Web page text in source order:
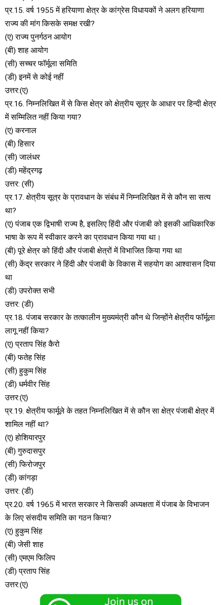
प्र.15. वर्ष 1955 में हरियाणा क्षेत्र के कांग्रेस विधायकों ने अलग हरियाणा
राज्य की मांग किसके समक्ष रखी?
(ए) राज्य पुनर्गठन आयोग
(बी) शाह आयोग
(सी) सच्चर फॉर्मूला समिति
(डी) इनमें से कोई नहीं
उत्तर:(ए)
प्र.16. निम्नलिखित में से किस क्षेत्र को क्षेत्रीय सूत्र के आधार पर हिन्दी क्षेत्र
में सम्मिलित नहीं किया गया?
(ए) करनाल
(बी) हिसार
(सी) जालंधर
(डी) महेंद्रगढ़
उत्तर: (सी)
प्र.17. क्षेत्रीय सूत्र के प्रावधान के संबंध में निम्नलिखित में से कौन सा सत्य
था?
(ए) पंजाब एक द्विभाषी राज्य है, इसलिए हिंदी और पंजाबी को इसकी आधिकारिक
भाषा के रूप में स्वीकार करने का प्रावधान किया गया था।
(बी) पूरे क्षेत्र को हिंदी और पंजाबी क्षेत्रों में विभाजित किया गया था
(सी) केंद्र सरकार ने हिंदी और पंजाबी के विकास में सहयोग का आश्वासन दिया
था
(डी) उपरोक्त सभी
उत्तर: (डी)
प्र.18. पंजाब सरकार के तत्कालीन मुख्यमंत्री कौन थे जिन्होंने क्षेत्रीय फॉर्मूला
लागू नहीं किया?
(ए) प्रताप सिंह कैरो
(बी) फतेह सिंह
(सी) हुकुम सिंह
(डी) धर्मवीर सिंह
उत्तर:(ए)
प्र.19. क्षेत्रीय फार्मूले के तहत निम्नलिखित में से कौन सा क्षेत्र पंजाबी क्षेत्र में
शामिल नहीं था?
(ए) होशियारपुर
(बी) गुरुदासपुर
(सी) फिरोजपुर
(डी) कांगड़ा
उत्तर: (डी)
प्र.20. वर्ष 1965 में भारत सरकार ने किसकी अध्यक्षता में पंजाब के विभाजन
के लिए संसदीय समिति का गठन किया?
(ए) हुकुम सिंह
(बी) जेसी शाह
(सी) एमएम फिलिप
(डी) प्रताप सिंह
उत्तर:(ए)